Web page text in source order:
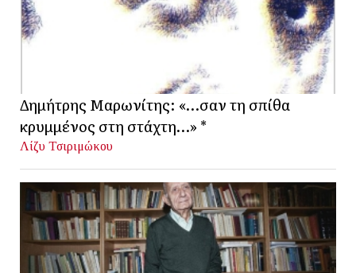
Δημήτρης Μαρωνίτης: «…σαν τη σπίθα
κρυμμένος στη στάχτη…» *
Λίζυ Τσιριμώκου